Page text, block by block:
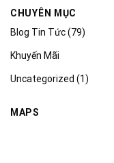
CHUYÊN MỤC
Blog Tin Tức(79)
Khuyến Mãi
Uncategorized (1)
MAPS